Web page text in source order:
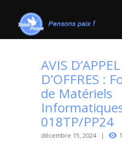
AVIS D’APPEL
D’OFFRES :
de Matériels
018TP/PP24
décembre 15, 2024